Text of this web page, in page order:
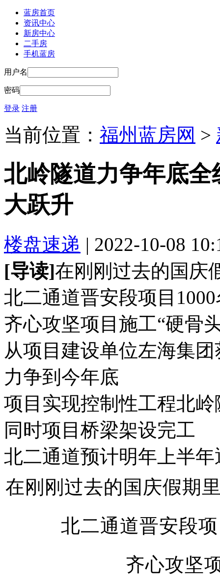
蓝房首页
资讯中心
新房中心
二手房
手机蓝房
用户名
密码
登录 注册
当前位置： 福州蓝房网 >
北岭隧道力争年底
大跃升
楼盘速递 | 2022-10-08
[导读]在刚刚过去的国庆
北二通道晋安段项目
齐心攻坚项目施工“硬骨
从项目建设单位左海集团
力争到今年底
项目实现控制性工程北
同时项目桥梁架设完工
北二通道预计明年上半年
在刚刚过去的国庆假期
北二通道晋安段
齐心攻坚